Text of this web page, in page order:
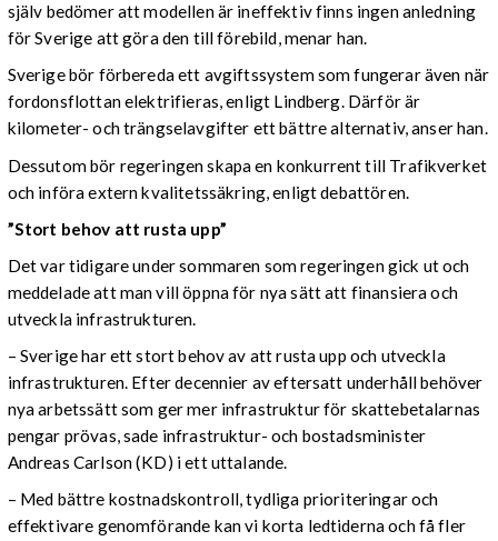
själv bedömer att modellen är ineffektiv finns ingen anledning
för Sverige att göra den till förebild, menar han.
Sverige bör förbereda ett avgiftssystem som fungerar även när
fordonsflottan elektrifieras, enligt Lindberg. Därför är
kilometer- och trängselavgifter ett bättre alternativ, anser han.
Dessutom bör regeringen skapa en konkurrent till Trafikverket
och införa extern kvalitetssäkring, enligt debattören.
”Stort behov att rusta upp”
Det var tidigare under sommaren som regeringen gick ut och
meddelade att man vill öppna för nya sätt att finansiera och
utveckla infrastrukturen.
– Sverige har ett stort behov av att rusta upp och utveckla
infrastrukturen. Efter decennier av eftersatt underhåll behöver
nya arbetssätt som ger mer infrastruktur för skattebetalarnas
pengar prövas, sade infrastruktur- och bostadsminister
Andreas Carlson (KD) i ett uttalande.
– Med bättre kostnadskontroll, tydliga prioriteringar och
effektivare genomförande kan vi korta ledtiderna och få fler